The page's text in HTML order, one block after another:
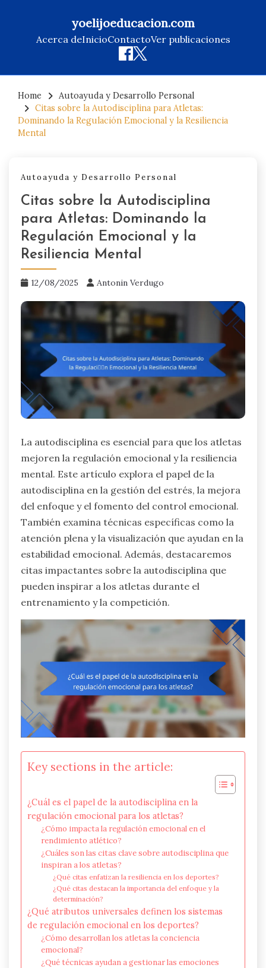
yoelijoeducacion.com
Acerca deInicioContactoVer publicaciones
content
Home
Autoayuda y Desarrollo Personal
Citas sobre la Autodisciplina para Atletas:
Dominando la Regulación Emocional y la Resiliencia
Mental
Autoayuda y Desarrollo Personal
Citas sobre la Autodisciplina
para Atletas: Dominando la
Regulación Emocional y la
Resiliencia Mental
12/08/2025 Antonin Verdugo
La autodisciplina es esencial para que los atletas
mejoren la regulación emocional y la resiliencia
mental. Este artículo explora el papel de la
autodisciplina en la gestión del estrés, la mejora
del enfoque y el fomento del control emocional.
También examina técnicas específicas como la
atención plena y la visualización que ayudan en la
estabilidad emocional. Además, destacaremos
citas impactantes sobre la autodisciplina que
pueden inspirar a los atletas durante el
entrenamiento y la competición.
Key sections in the article:
¿Cuál es el papel de la autodisciplina en la
regulación emocional para los atletas?
¿Cómo impacta la regulación emocional en el
rendimiento atlético?
¿Cuáles son las citas clave sobre autodisciplina que
inspiran a los atletas?
¿Qué citas enfatizan la resiliencia en los deportes?
¿Qué citas destacan la importancia del enfoque y la
determinación?
¿Qué atributos universales definen los sistemas
de regulación emocional en los deportes?
¿Cómo desarrollan los atletas la conciencia
emocional?
¿Qué técnicas ayudan a gestionar las emociones